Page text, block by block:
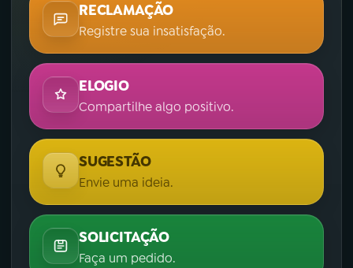
RECLAMAÇÃO
Registre sua insatisfação.
ELOGIO
Compartilhe algo positivo.
SUGESTÃO
Envie uma ideia.
SOLICITAÇÃO
Faça um pedido.